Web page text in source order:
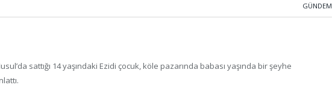
GÜNDEM
sattığı 14 yaşındaki Ezidi çocuk, köle pazarında babası yaşında bir şeyhe